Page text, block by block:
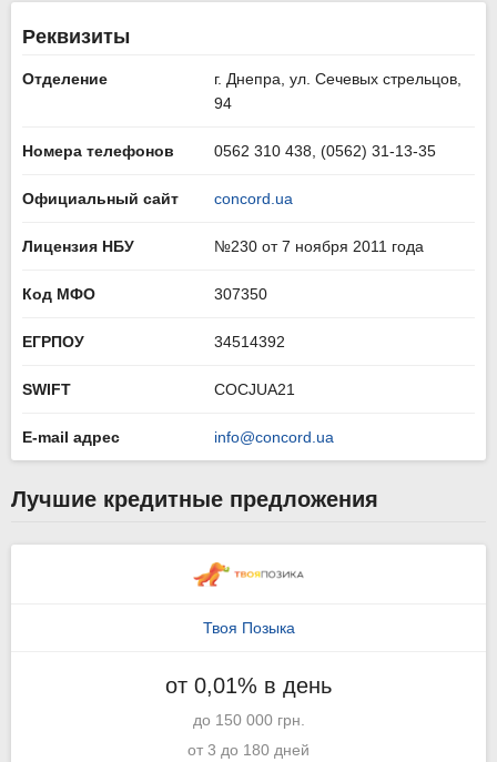
Реквизиты
Отделение
г. Днепра, ул. Сечевых стрельцов,
94
Номера телефонов 0562 310 438, (0562) 31-13-35
Официальный сайт concord.ua
Лицензия НБУ №230 от 7 ноября 2011 года
Код МФО 307350
ЕГРПОУ 34514392
SWIFT COCJUA21
E-mail адрес info@concord.ua
Лучшие кредитные предложения
Твоя Позыка
от 0,01% в день
до 150 000 грн.
от 3 до 180 дней